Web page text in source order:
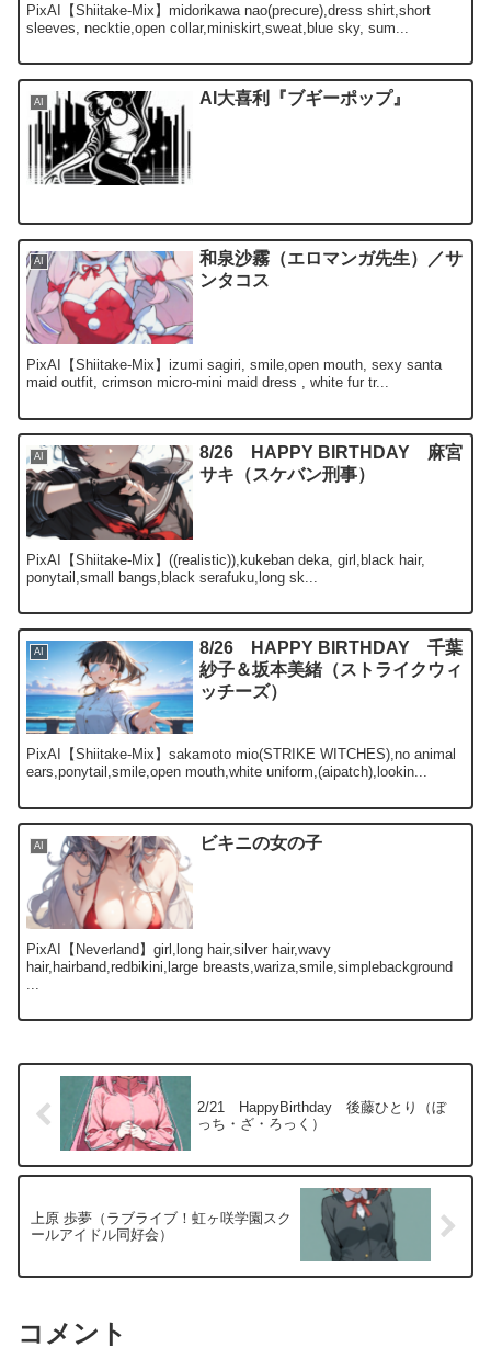
PixAI【Shiitake-Mix】midorikawa nao(precure),dress shirt,short
sleeves, necktie,open collar,miniskirt,sweat,blue sky, sum...
AI AI大喜利『ブギーポップ』
AI
和泉沙霧（エロマンガ先生）／サ
ンタコス
PixAI【Shiitake-Mix】izumi sagiri, smile,open mouth, sexy santa
maid outfit, crimson micro-mini maid dress , white fur tr...
AI
8/26 HAPPY BIRTHDAY 麻宮
サキ（スケバン刑事）
PixAI【Shiitake-Mix】((realistic)),kukeban deka, girl,black hair,
ponytail,small bangs,black serafuku,long sk...
AI
8/26 HAPPY BIRTHDAY 千葉
紗子＆坂本美緒（ストライクウィ
ッチーズ）
PixAI【Shiitake-Mix】sakamoto mio(STRIKE WITCHES),no animal
ears,ponytail,smile,open mouth,white uniform,(aipatch),lookin...
AI ビキニの女の子
PixAI【Neverland】girl,long hair,silver hair,wavy
hair,hairband,redbikini,large breasts,wariza,smile,simplebackground
2/21 HappyBirthday 後藤ひとり（ぼ
っち・ざ・ろっく）
上原 歩夢（ラブライブ！虹ヶ咲学園スク
ールアイドル同好会）
コメント